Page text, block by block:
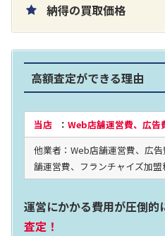
納得の買取価格
高額査定ができる理由
当店： Web店舗運営費、広告
他業者：Web店舗運営費、広
舗運営費、フランチャイズ加
運営にかかる費用が圧倒的
査定！